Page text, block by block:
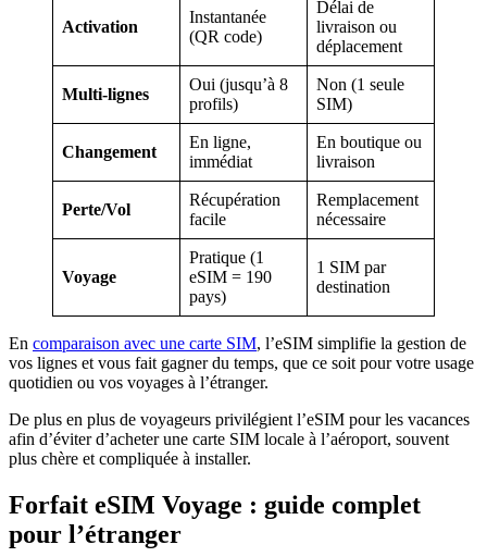
Activation
Instantanée
(QR code)
Délai de
livraison ou
déplacement
Multi-lignes
Oui (jusqu’à 8
profils)
Non (1 seule
SIM)
Changement
En ligne,
immédiat
En boutique ou
livraison
Perte/Vol
Récupération
facile
Remplacement
nécessaire
Voyage
Pratique (1
eSIM = 190
pays)
1 SIM par
destination
En comparaison avec une carte SIM, l’eSIM simplifie la gestion de
vos lignes et vous fait gagner du temps, que ce soit pour votre usage
quotidien ou vos voyages à l’étranger.
De plus en plus de voyageurs privilégient l’eSIM pour les vacances
afin d’éviter d’acheter une carte SIM locale à l’aéroport, souvent
plus chère et compliquée à installer.
Forfait eSIM Voyage : guide complet
pour l’étranger